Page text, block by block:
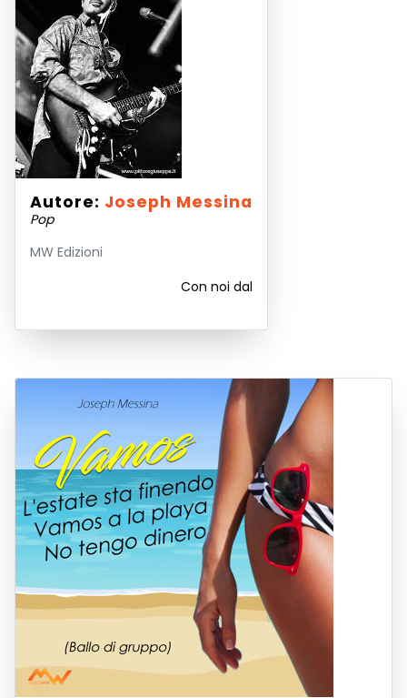
Autore: Joseph Messina
Pop
MW Edizioni
Con noi dal